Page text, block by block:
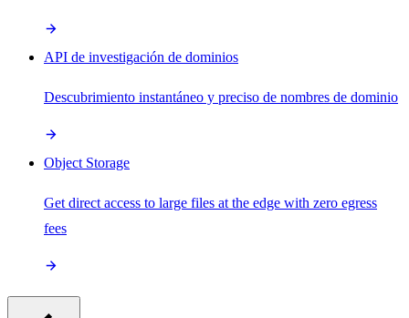
API de investigación de dominios
Descubrimiento instantáneo y preciso de nombres de dominio
Object Storage
Get direct access to large files at the edge with zero egress
fees